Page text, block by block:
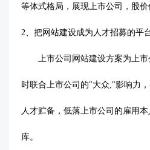
等体式格局，展现上市公司，股价
2、把网站建设成为人才招募的平
上市公司网站建设方案为上
时联合上市公司的"大众,"影响力
人才贮备，低落上市公司的雇用
库。